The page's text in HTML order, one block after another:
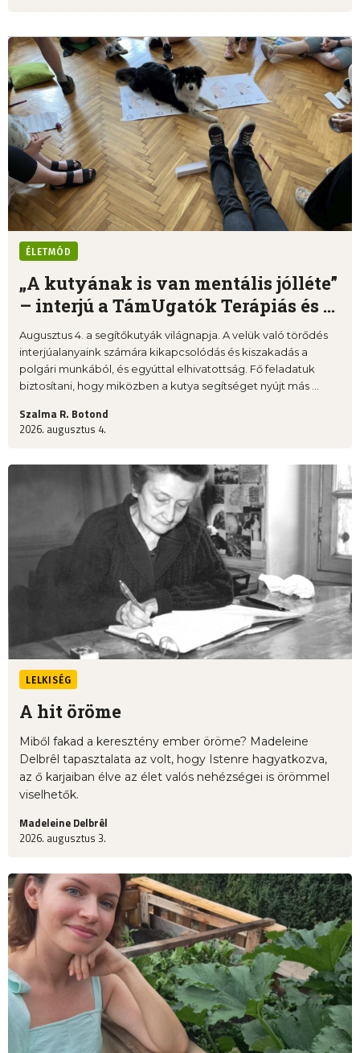
ÉLETMÓD
„A kutyának is van mentális jólléte”
– interjú a TámUgatók Terápiás és ...
Augusztus 4. a segítőkutyák világnapja. A velük való törődés
interjúalanyaink számára kikapcsolódás és kiszakadás a
polgári munkából, és egyúttal elhivatottság. Fő feladatuk
biztosítani, hogy miközben a kutya segítséget nyújt más ...
Szalma R. Botond
2026. augusztus 4.
LELKISÉG
A hit öröme
Miből fakad a keresztény ember öröme? Madeleine
Delbrêl tapasztalata az volt, hogy Istenre hagyatkozva,
az ő karjaiban élve az élet valós nehézségei is örömmel
viselhetők.
Madeleine Delbrêl
2026. augusztus 3.